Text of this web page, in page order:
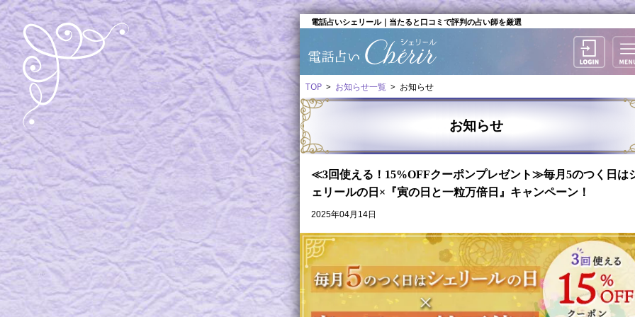
電話占いシェリール｜当たると口コミで評判の占い師を厳選
TOP お知らせ一覧 お知らせ
お知らせ
≪3回使える！15%OFFクーポンプレゼント≫毎月5のつく日は
ェリールの日×『寅の日と一粒万倍日』キャンペーン！
2025年04月14日